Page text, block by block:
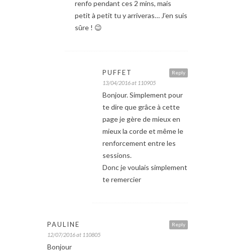
renfo pendant ces 2 mins, mais
petit à petit tu y arriveras… J’en suis
sûre ! 😉
Reply
PUFFET
13/04/2016 at 110905
Bonjour. Simplement pour
te dire que grâce à cette
page je gère de mieux en
mieux la corde et même le
renforcement entre les
sessions.
Donc je voulais simplement
te remercier
Reply
PAULINE
12/07/2016 at 110805
Bonjour